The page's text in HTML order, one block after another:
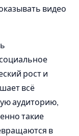
видео
рост и
всё
аудиторию,
такие
в